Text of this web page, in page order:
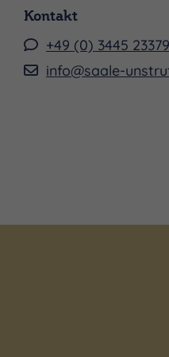
Kontakt
+49 (0) 3445
info@saale-